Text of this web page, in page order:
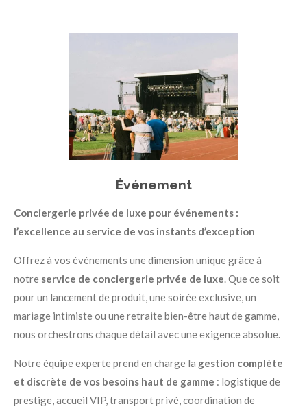
Événement
Conciergerie privée de luxe pour événements :
l’excellence au service de vos instants d’exception
Offrez à vos événements une dimension unique grâce à
notre service de conciergerie privée de luxe. Que ce soit
pour un lancement de produit, une soirée exclusive, un
mariage intimiste ou une retraite bien-être haut de gamme,
nous orchestrons chaque détail avec une exigence absolue.
Notre équipe experte prend en charge la gestion complète
et discrète de vos besoins haut de gamme : logistique de
prestige, accueil VIP, transport privé, coordination de